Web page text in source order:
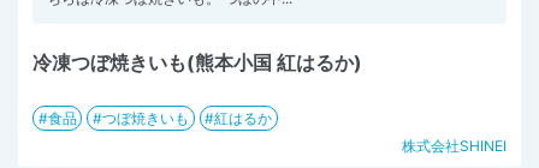
冷凍つぼ焼きいも(熊本小国 紅はるか)
食品 つぼ焼きいも
紅はるか
株式会社SHINEI